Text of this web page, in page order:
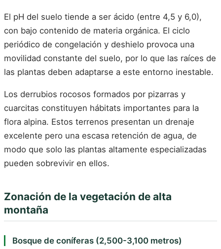
El pH del suelo tiende a ser ácido (entre 4,5 y 6,0),
con bajo contenido de materia orgánica. El ciclo
periódico de congelación y deshielo provoca una
movilidad constante del suelo, por lo que las raíces de
las plantas deben adaptarse a este entorno inestable.
Los derrubios rocosos formados por pizarras y
cuarcitas constituyen hábitats importantes para la
flora alpina. Estos terrenos presentan un drenaje
excelente pero una escasa retención de agua, de
modo que solo las plantas altamente especializadas
pueden sobrevivir en ellos.
Zonación de la vegetación de alta
montaña
Bosque de coníferas (2,500-3,100 metros)